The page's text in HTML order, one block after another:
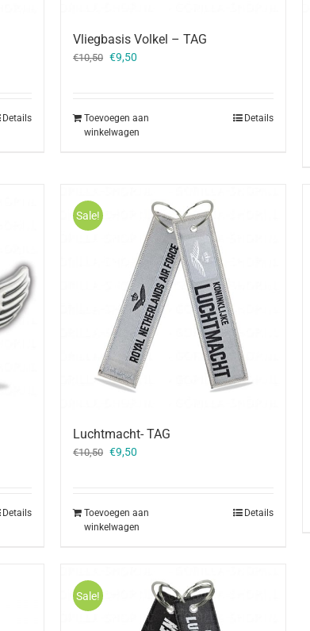
Details
Vliegbasis Volkel – TAG
€10,50 Oorspronkelijke
€9,50
Toevoegen aan
winkelwagen
Details
Details
Sale!
Luchtmacht- TAG
€10,50 Oorspronkelijke
€9,50
Toevoegen aan
winkelwagen
Details
Sale!